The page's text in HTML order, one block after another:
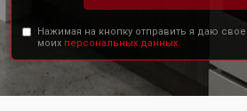
Нажимая на кнопку отправить я даю
моих персональных данных.